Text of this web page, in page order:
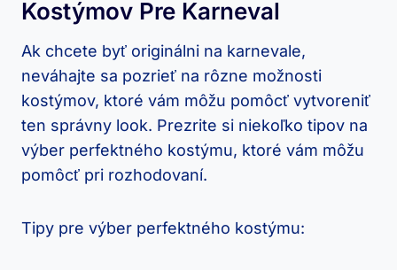
Kostýmov Pre Karneval
Ak chcete byť originálni na karnevale,
neváhajte sa pozrieť na rôzne možnosti
kostýmov, ktoré vám môžu pomôcť vytvoreniť
ten správny look. Prezrite si niekoľko tipov na
výber perfektného kostýmu, ktoré vám môžu
pomôcť pri rozhodovaní.
Tipy pre výber perfektného kostýmu: